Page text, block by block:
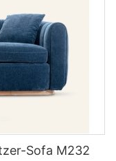
Sofa M232